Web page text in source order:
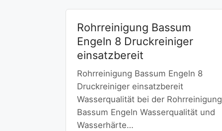
Rohrreinigung Bassum
Engeln 8 Druckreiniger
einsatzbereit
Rohrreinigung Bassum Engeln 8
Druckreiniger einsatzbereit
Wasserqualität bei der Rohrreinigung
Bassum Engeln Wasserqualität und
Wasserhärte…